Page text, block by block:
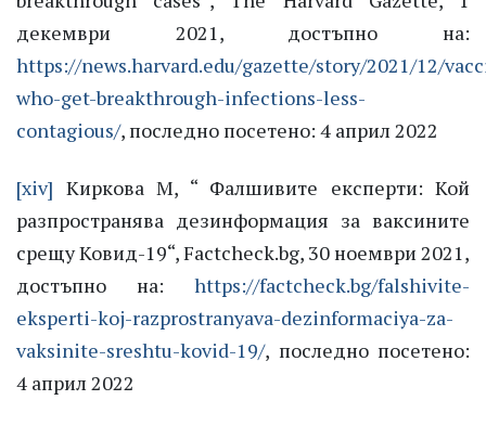
декември 2021, достъпно на:
https://news.harvard.edu/gazette/story/2021/12/
who-get-breakthrough-infections-less-
contagious/, последно посетено: 4 април 2022
[xiv] Киркова М, “ Фалшивите експерти: Кой
разпространява дезинформация за ваксините
срещу Ковид-19“, Factcheck.bg, 30 ноември 2021,
достъпно на: https://factcheck.bg/falshivite-
eksperti-koj-razprostranyava-dezinformaciya-za-
vaksinite-sreshtu-kovid-19/, последно посетено:
4 април 2022